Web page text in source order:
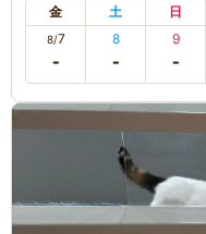
金 土 日
8/7 8 9